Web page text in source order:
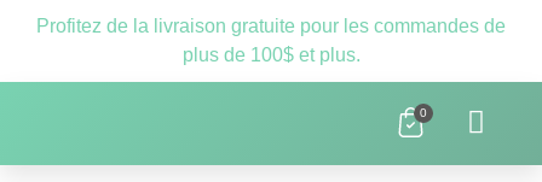
Profitez de la livraison gratuite pour les commandes de
plus de 100$ et plus.
0